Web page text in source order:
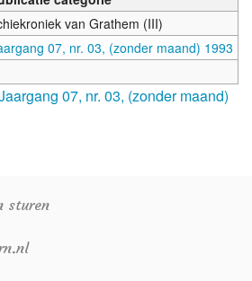
van Grathem (III)
07, nr. 03, (zonder maand) 1993
07, nr. 03, (zonder maand)
sturen